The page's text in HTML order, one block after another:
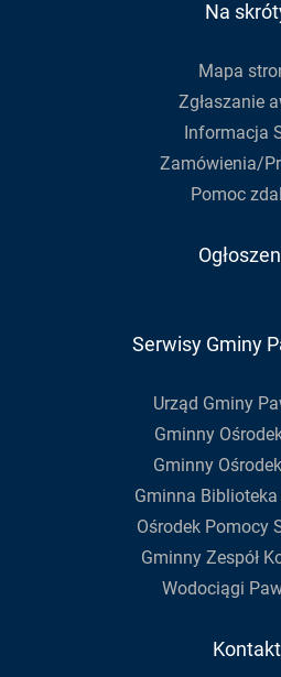
Na
Mapa
Zgłaszanie
Informacja
Zamówienia/
Pomoc
Serwisy Gminy
Urząd Gminy
Gminny
Gminny
Gminna
Ośrodek Pomocy
Gminny Zespół
Wodociągi
Kontakt